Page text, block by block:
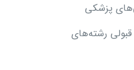
پزشکی
قبولی رشته‌های